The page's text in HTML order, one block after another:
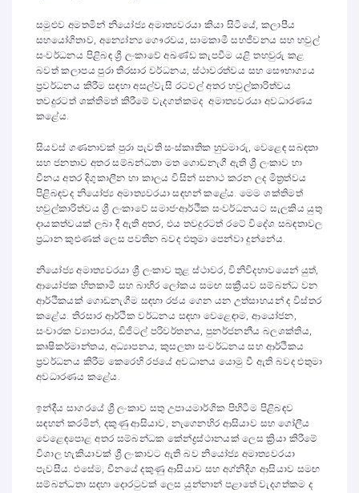
සමුළුව අමතමින් නියෝජ්‍ය අමාත්‍යවරයා කියා සිටියේ, කලාපීය
සහයෝගිතාව, අන්‍යෝන්‍ය ගෞරවය, සාමකාමී සහජීවනය සහ හවුල්
සංවර්ධනය පිළිබඳ ශ්‍රී ලංකාවේ අඛණ්ඩ කැපවීම යළි තහවුරු කළ
බවත් කලාපය පුරා තිරසාර වර්ධනය, ස්ථාවරත්වය සහ සෞභාග්‍යය
ප්‍රවර්ධනය කිරීම සඳහා අසල්වැසි රටවල් අතර හවුල්කාරිත්වය
තවදුරටත් ශක්තිමත් කිරීමේ වැදගත්කමද අමාත්‍යවරයා අවධාරණය
කළේය.
සියවස් ගණනාවක් පුරා පැවති සංස්කෘතික හුවමාරු, වෙළෙඳ සබඳතා
සහ ජනතාව අතර සම්බන්ධතා මත ගොඩනැගී ඇති ශ්‍රී ලංකාව හා
චීනය අතර දිගුකාලීන හා කාලය විසින් සනාථ කරන ලද මිත්‍රත්වය
පිළිබඳවද නියෝජ්‍ය අමාත්‍යවරයා සඳහන් කළේය. මෙම ශක්තිමත්
හවුල්කාරිත්වය ශ්‍රී ලංකාවේ සමාජ-ආර්ථික සංවර්ධනයට සැලකිය යුතු
දායකත්වයක් ලබා දී ඇති අතර, එය තවදුරටත් රටේ විදේශ සබඳතාවල
ප්‍රධාන කුළුණක් ලෙස පවතින බවද එතුමා පෙන්වා දුන්නේය.
නියෝජ්‍ය අමාත්‍යවරයා ශ්‍රී ලංකාව තුළ ස්ථාවර, විනිවිදභාවයෙන් යුත්,
ආයෝජක හිතකාමී සහ බාහිර ලෝකය සමඟ සක්‍රීයව සම්බන්ධ වන
ආර්ථිකයක් ගොඩනැගීම සඳහා රජය ගෙන යන උත්සාහයන් ද විස්තර
කළේය. තිරසාර ආර්ථික වර්ධනය සඳහා වෙළෙඳාම, ආයෝජන,
සංචාරක ව්‍යාපාරය, ඩිජිටල් පරිවර්තනය, පුනර්ජනනීය බලශක්තිය,
කෘෂිකර්මාන්තය, අධ්‍යාපනය, කුසලතා සංවර්ධනය සහ ආර්ථිකය
ප්‍රවර්ධනය කිරීම කෙරෙහි රජයේ අවධානය යොමු වී ඇති බවද එතුමා
අවධාරණය කළේය.
ඉන්දීය සාගරයේ ශ්‍රී ලංකාව සතු උපායමාර්ගික පිහිටීම පිළිබඳව
සඳහන් කරමින්, දකුණු ආසියාව, නැගෙනහිර ආසියාව සහ ගෝලීය
වෙළෙඳපොළ අතර සම්බන්ධක කේන්ද්‍රස්ථානයක් ලෙස ක්‍රියා කිරීමේ
විශාල හැකියාවක් ශ්‍රී ලංකාවට ඇති බව නියෝජ්‍ය අමාත්‍යවරයා
පැවසීය. එසේම, චීනයේ දකුණු ආසියාව සහ අග්නිදිග ආසියාව සමඟ
සම්බන්ධතා සඳහා දොරටුවක් ලෙස යුන්නාන් පළාතේ වැදගත්කම ද